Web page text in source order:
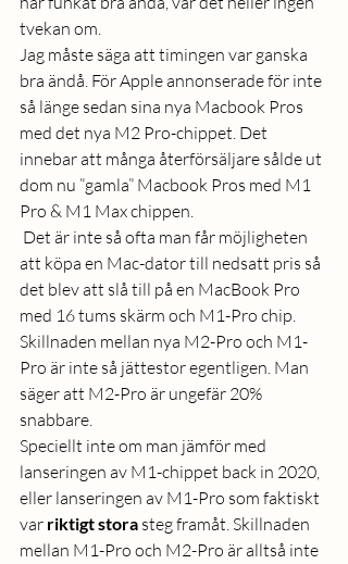
tvekan om.
Jag måste säga att timingen var ganska
bra ändå. För Apple annonserade för inte
så länge sedan sina nya Macbook Pros
med det nya M2 Pro-chippet. Det
innebar att många återförsäljare sålde ut
dom nu ”gamla” Macbook Pros med M1
Pro & M1 Max chippen.
att köpa en Mac-dator till nedsatt pris så
det blev att slå till på en MacBook Pro
med 16 tums skärm och M1-Pro chip.
Skillnaden mellan nya M2-Pro och M1-
Pro är inte så jättestor egentligen. Man
säger att M2-Pro är ungefär 20%
snabbare.
Speciellt inte om man jämför med
lanseringen av M1-chippet back in 2020,
eller lanseringen av M1-Pro som faktiskt
var riktigt stora steg framåt. Skillnaden
mellan M1-Pro och M2-Pro är alltså inte